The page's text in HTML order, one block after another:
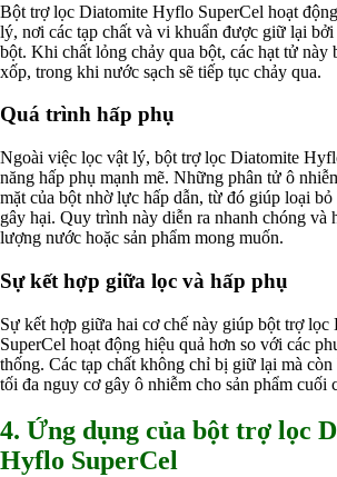
Bột trợ lọc Diatomite Hyflo SuperCel hoạt
lý, nơi các tạp chất và vi khuẩn được giữ lại bởi
bột. Khi chất lỏng chảy qua bột, các hạt tử này
xốp, trong khi nước sạch sẽ tiếp tục chảy qua.
Quá trình hấp phụ
Ngoài việc lọc vật lý, bột trợ lọc Diatomite
năng hấp phụ mạnh mẽ. Những phân tử ô
mặt của bột nhờ lực hấp dẫn, từ đó giúp loại bỏ
gây hại. Quy trình này diễn ra nhanh chóng và
lượng nước hoặc sản phẩm mong muốn.
Sự kết hợp giữa lọc và hấp phụ
Sự kết hợp giữa hai cơ chế này giúp bột trợ
SuperCel hoạt động hiệu quả hơn so với các
thống. Các tạp chất không chỉ bị giữ lại mà
tối đa nguy cơ gây ô nhiễm cho sản phẩm cuối
4. Ứng dụng của bột trợ lọc
Hyflo SuperCel